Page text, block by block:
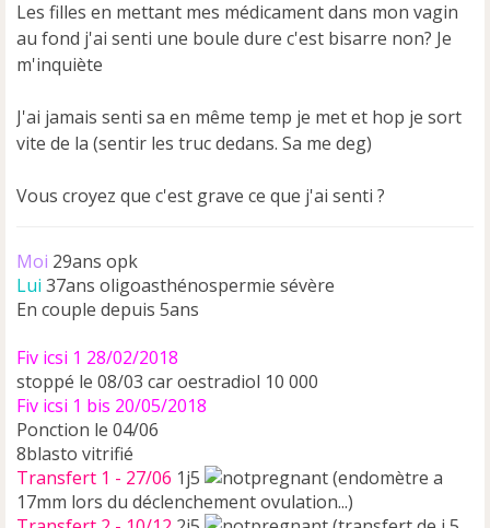
a
g
e
n
l
Les filles en mettant mes médicament dans mon vagin
au fond j'ai senti une boule dure c'est bisarre non? Je
m'inquiète
J'ai jamais senti sa en même temp je met et hop je sort
vite de la (sentir les truc dedans. Sa me deg)
Vous croyez que c'est grave ce que j'ai senti ?
Moi 29ans opk
Lui 37ans oligoasthénospermie sévère
En couple depuis 5ans
Fiv icsi 1 28/02/2018
stoppé le 08/03 car oestradiol 10 000
Fiv icsi 1 bis 20/05/2018
Ponction le 04/06
8blasto vitrifié
Transfert 1 - 27/06 1j5
(endomètre a
17mm lors du déclenchement ovulation...)